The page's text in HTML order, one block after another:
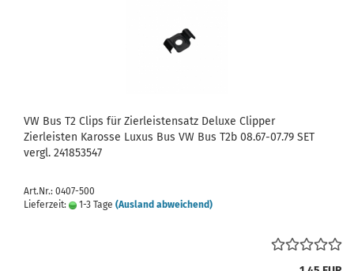
VW Bus T2 Clips für Zierleistensatz Deluxe Clipper
Zierleisten Karosse Luxus Bus VW Bus T2b 08.67-07.79 SET
vergl. 241853547
Art.Nr.: 0407-500
Lieferzeit:
1-3 Tage (Ausland abweichend)